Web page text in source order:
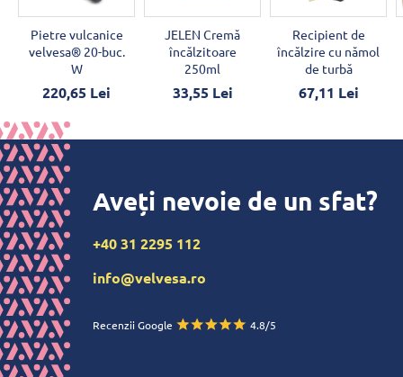
Pietre vulcanice
velvesa® 20-buc.
W
220,65 Lei
JELEN Cremă
încălzitoare
250ml
33,55 Lei
Recipient de
încălzire cu nămol
de turbă
67,11 Lei
Aveți nevoie de un sfat?
+40 31 2295 112
info@velvesa.ro
Recenzii Google 4.8/5